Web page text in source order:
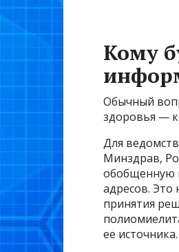
Кому
Обычный
здоровья —
Для
Минздрав,
обобщенную
адресов.
принятия
ее источника.